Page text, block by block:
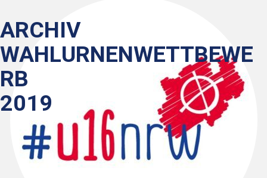
ARCHIV
WAHLURNENWETTBEWE
RB
2019